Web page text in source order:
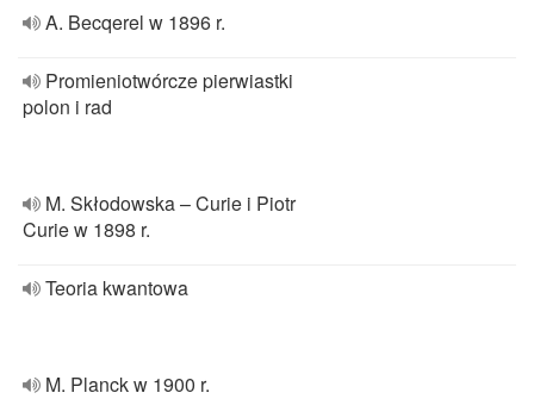
A. Becqerel w 1896 r.
Promieniotwórcze pierwiastki
polon i rad
M. Skłodowska – Curie i Piotr
Curie w 1898 r.
Teoria kwantowa
M. Planck w 1900 r.